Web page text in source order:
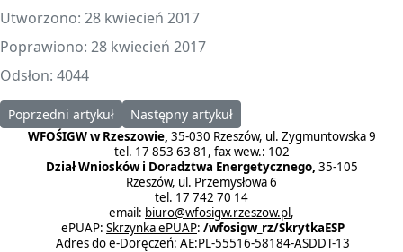
Utworzono: 28 kwiecień 2017
Poprawiono: 28 kwiecień 2017
Odsłon: 4044
Poprzedni artykuł: Wyniki konkursu organizowanego przez
Poprzedni artykuł Następny artykuł: Ogłoszenie o naborze
Następny artykuł
WFOŚIGW w Rzeszowie, 35-030 Rzeszów, ul. Zygmuntowska 9
tel. 17 853 63 81, fax wew.: 102
Dział Wniosków i Doradztwa Energetycznego, 35-105
Rzeszów, ul. Przemysłowa 6
tel. 17 742 70 14
email: biuro@wfosigw.rzeszow.pl,
ePUAP: Skrzynka ePUAP: /wfosigw_rz/SkrytkaESP
Adres do e-Doręczeń: AE:PL-55516-58184-ASDDT-13